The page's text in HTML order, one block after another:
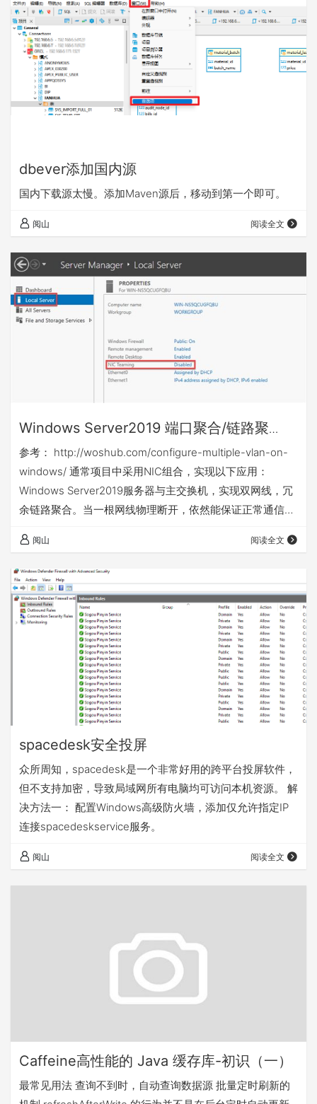
dbever添加国内源
国内下载源太慢。添加Maven源后，移动到第一个即可。
阅山 阅读全文
Windows Server2019 端口聚合/链路聚
合/nIC组合/VLAN配置
参考： http://woshub.com/configure-multiple-vlan-on-
windows/ 通常项目中采用NIC组合，实现以下应用：
Windows Server2019服务器与主交换机，实现双网线，冗
余链路聚合。当一根网线物理断开，依然能保证正常通信；
聚合与链路聚合区别： 端口聚合：2个交换机之间互联，可
实现所有VLAN互通； 链路聚合：核心交换机的冗余链路；
阅山 阅读全文
spacedesk安全投屏
众所周知，spacedesk是一个非常好用的跨平台投屏软件，
但不支持加密，导致局域网所有电脑均可访问本机资源。 解
决方法一： 配置Windows高级防火墙，添加仅允许指定IP
连接spacedeskservice服务。
阅山 阅读全文
Caffeine高性能的 Java 缓存库-初识（一）
最常见用法 查询不到时，自动查询数据源 批量定时刷新的